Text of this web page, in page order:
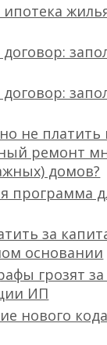
ипотека
не платить
ремонт
домов?
программа
за
основании
грозят
ИП
нового